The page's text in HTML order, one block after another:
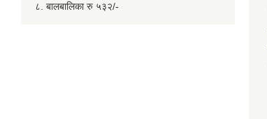
८. बालबालिका रु ५३२/-